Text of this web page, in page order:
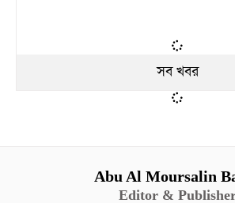
সব খবর
Abu Al Moursalin
Editor &